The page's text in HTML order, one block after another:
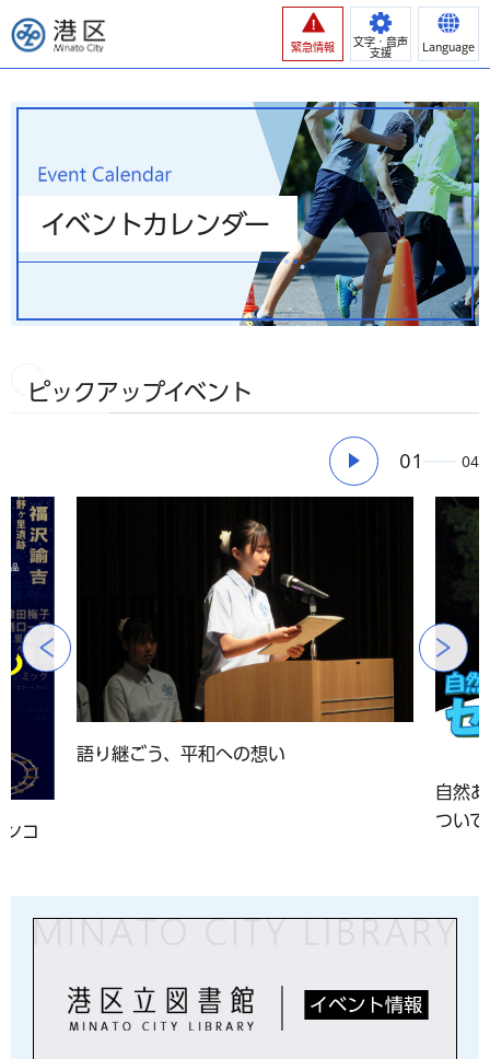
港区
緊急情報
文字・音声
支援
Language
イベントカレンダー
ピックアップイベント
前のスライドを表示
01 04
コ
語り継ごう、平和への想い
自然
つい